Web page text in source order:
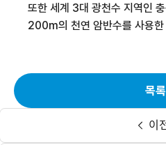
또한 세계 3대 광천수 지역인
200m의 천연 암반수를 사용한
이
목록